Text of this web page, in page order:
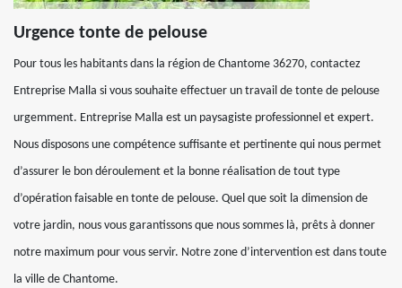
Urgence tonte de pelouse
Pour tous les habitants dans la région de Chantome 36270, contactez
Entreprise Malla si vous souhaite effectuer un travail de tonte de pelouse
urgemment. Entreprise Malla est un paysagiste professionnel et expert.
Nous disposons une compétence suffisante et pertinente qui nous permet
d’assurer le bon déroulement et la bonne réalisation de tout type
d’opération faisable en tonte de pelouse. Quel que soit la dimension de
votre jardin, nous vous garantissons que nous sommes là, prêts à donner
notre maximum pour vous servir. Notre zone d’intervention est dans toute
la ville de Chantome.